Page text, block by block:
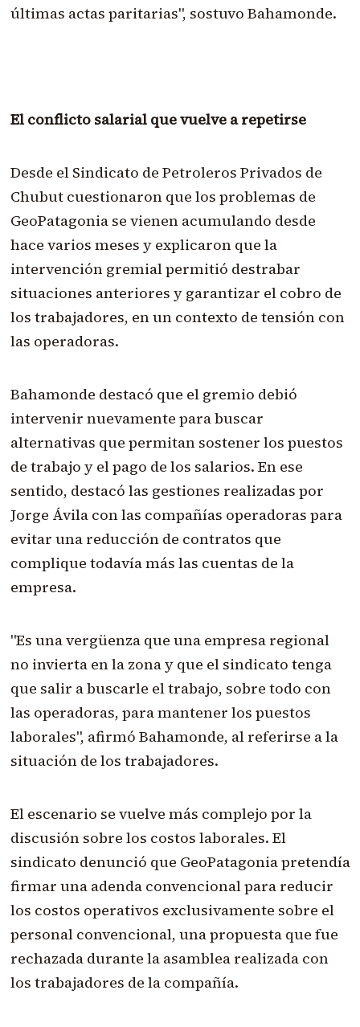
últimas actas paritarias", sostuvo Bahamonde.
El conflicto salarial que vuelve a repetirse
Desde el Sindicato de Petroleros Privados de
Chubut cuestionaron que los problemas de
GeoPatagonia se vienen acumulando desde
hace varios meses y explicaron que la
intervención gremial permitió destrabar
situaciones anteriores y garantizar el cobro de
los trabajadores, en un contexto de tensión con
las operadoras.
Bahamonde destacó que el gremio debió
intervenir nuevamente para buscar
alternativas que permitan sostener los puestos
de trabajo y el pago de los salarios. En ese
sentido, destacó las gestiones realizadas por
Jorge Ávila con las compañías operadoras para
evitar una reducción de contratos que
complique todavía más las cuentas de la
empresa.
"Es una vergüenza que una empresa regional
no invierta en la zona y que el sindicato tenga
que salir a buscarle el trabajo, sobre todo con
las operadoras, para mantener los puestos
laborales", afirmó Bahamonde, al referirse a la
situación de los trabajadores.
El escenario se vuelve más complejo por la
discusión sobre los costos laborales. El
sindicato denunció que GeoPatagonia pretendía
firmar una adenda convencional para reducir
los costos operativos exclusivamente sobre el
personal convencional, una propuesta que fue
rechazada durante la asamblea realizada con
los trabajadores de la compañía.